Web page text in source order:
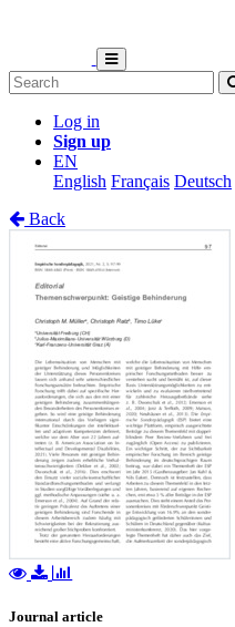
Log in
Sign up
EN
English Français Deutsch
Back
Journal article